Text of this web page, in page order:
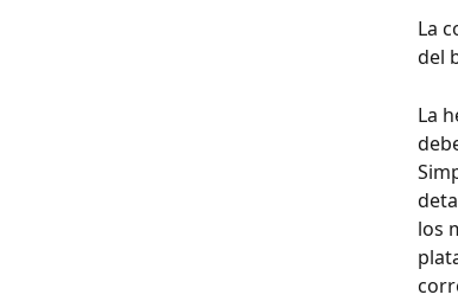
La
del
La
los